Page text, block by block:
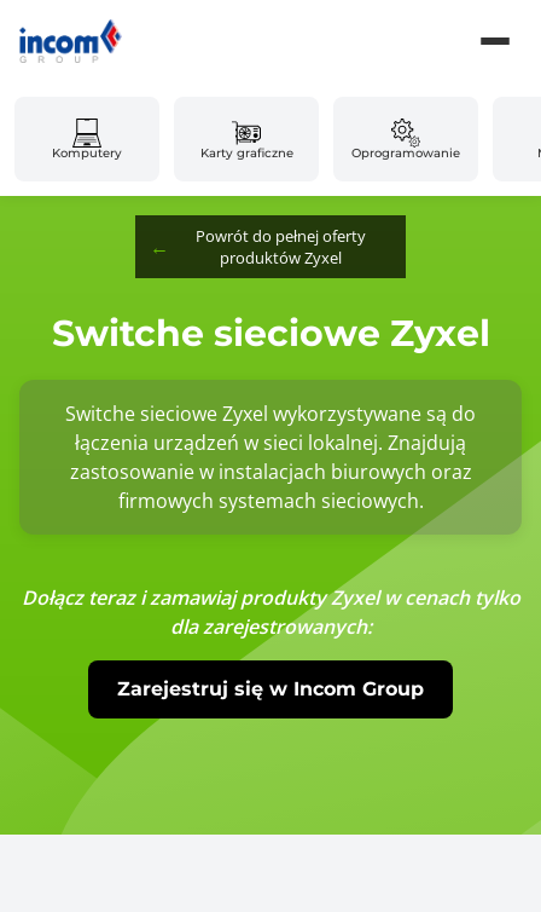
Komputery Karty graficzne Oprogramowanie
Powrót do pełnej oferty
produktów Zyxel
Switche sieciowe Zyxel
Switche sieciowe Zyxel wykorzystywane są do
łączenia urządzeń w sieci lokalnej. Znajdują
zastosowanie w instalacjach biurowych oraz
firmowych systemach sieciowych.
Dołącz teraz i zamawiaj produkty Zyxel w cenach tylko
dla zarejestrowanych:
Zarejestruj się w Incom Group